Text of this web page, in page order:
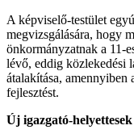
A képviselő-testület
megvizsgálására, hogy
önkormányzatnak a 11-
lévő, eddig közlekedési
átalakítása,
fejlesztést.
Új igazgató-